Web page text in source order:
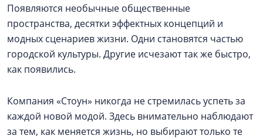
Появляются необычные общественные
пространства, десятки эффектных концепций и
модных сценариев жизни. Одни становятся частью
городской культуры. Другие исчезают так же быстро,
как появились.
Компания «Стоун» никогда не стремилась успеть за
каждой новой модой. Здесь внимательно наблюдают
за тем, как меняется жизнь, но выбирают только те